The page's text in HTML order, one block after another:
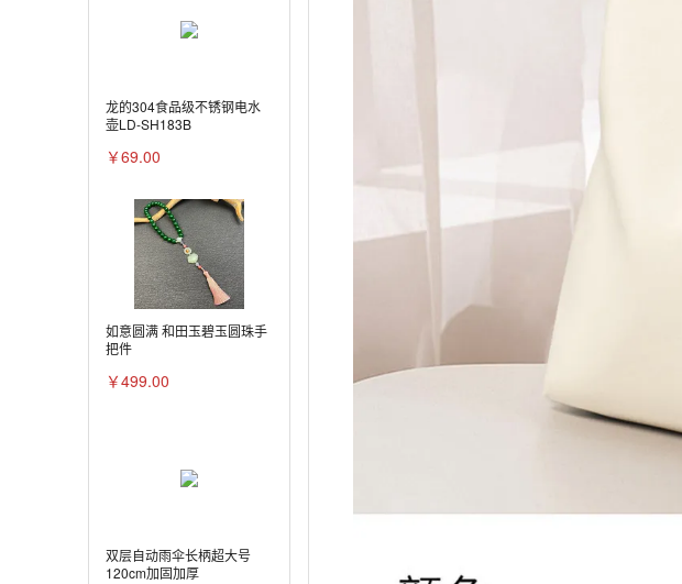
龙的304食品级不锈钢电水
壶LD-SH183B
￥69.00
如意圆满 和田玉碧玉圆珠手
把件
￥499.00
双层自动雨伞长柄超大号
120cm加固加厚